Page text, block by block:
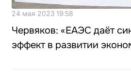
24 мая 2023 19:58
Червяков: «ЕАЭС даёт
эффект в развитии